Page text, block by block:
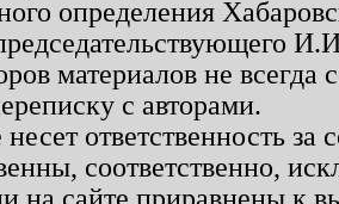
определения
материалов не
с авторами.
ответственность
соответственно,
на сайте приравнены к